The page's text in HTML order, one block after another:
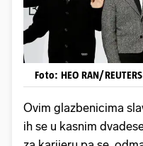
Foto: HEO RAN/REUTERS
Ovim glazbenicima
ih se u kasnim